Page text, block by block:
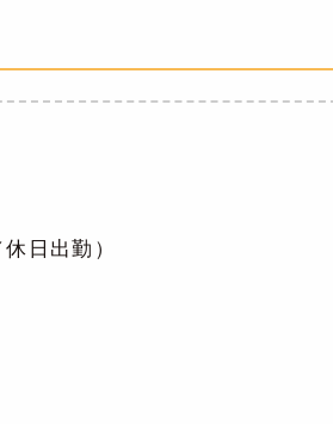
日出勤）